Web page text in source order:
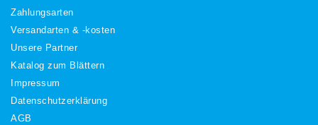
Zahlungsarten
Versandarten & -kosten
Unsere Partner
Katalog zum Blättern
Impressum
Daten­schutz­erklärung
AGB